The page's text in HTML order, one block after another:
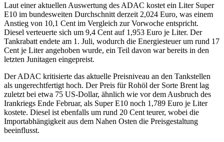
Laut einer aktuellen Auswertung des ADAC kostet ein Liter Super
E10 im bundesweiten Durchschnitt derzeit 2,024 Euro, was einem
Anstieg von 10,1 Cent im Vergleich zur Vorwoche entspricht.
Diesel verteuerte sich um 9,4 Cent auf 1,953 Euro je Liter. Der
Tankrabatt endete am 1. Juli, wodurch die Energiesteuer um rund 17
Cent je Liter angehoben wurde, ein Teil davon war bereits in den
letzten Junitagen eingepreist.
Der ADAC kritisierte das aktuelle Preisniveau an den Tankstellen
als ungerechtfertigt hoch. Der Preis für Rohöl der Sorte Brent lag
zuletzt bei etwa 75 US-Dollar, ähnlich wie vor dem Ausbruch des
Irankriegs Ende Februar, als Super E10 noch 1,789 Euro je Liter
kostete. Diesel ist ebenfalls um rund 20 Cent teurer, wobei die
Importabhängigkeit aus dem Nahen Osten die Preisgestaltung
beeinflusst.